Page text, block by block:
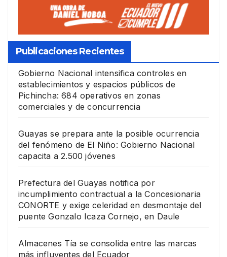
Publicaciones Recientes
Gobierno Nacional intensifica controles en
establecimientos y espacios públicos de
Pichincha: 684 operativos en zonas
comerciales y de concurrencia
Guayas se prepara ante la posible ocurrencia
del fenómeno de El Niño: Gobierno Nacional
capacita a 2.500 jóvenes
Prefectura del Guayas notifica por
incumplimiento contractual a la Concesionaria
CONORTE y exige celeridad en desmontaje del
puente Gonzalo Icaza Cornejo, en Daule
Almacenes Tía se consolida entre las marcas
más influyentes del Ecuador